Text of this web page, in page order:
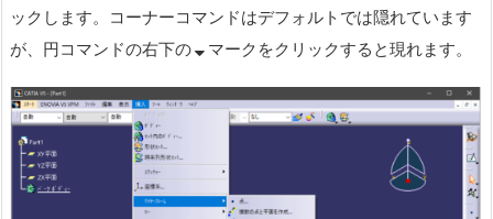
ックします。コーナーコマンドはデフォルトでは隠れています
が、円コマンドの右下の
マークをクリックすると現れます。